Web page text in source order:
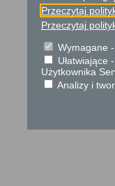
Przeczytaj
Przeczytaj
Wymagane
Ułatwiające
Użytkownika
Analizy i